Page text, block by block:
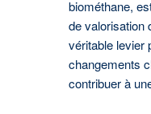
biométhane,
de valorisation
véritable levier
changements
contribuer à